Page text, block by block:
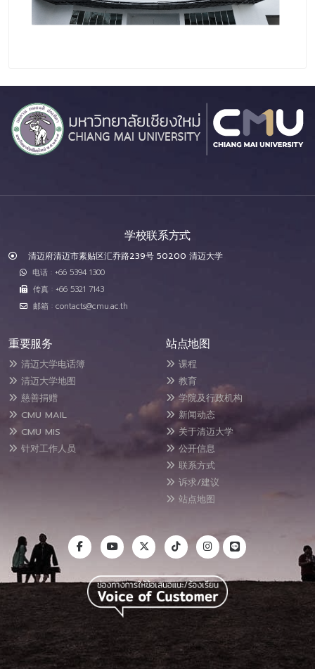
学校联系方式
清迈府清迈市素贴区汇乔路239号 50200 清迈大学
电话 : +66 5394 1300
传真 : +66 5321 7143
邮箱 : contacts@cmu.ac.th
重要服务
清迈大学电话簿
清迈大学地图
慈善捐赠
CMU MAIL
CMU MIS
针对工作人员
站点地图
课程
教育
学院及行政机构
新闻动态
关于清迈大学
公开信息
联系方式
诉求/建议
站点地图